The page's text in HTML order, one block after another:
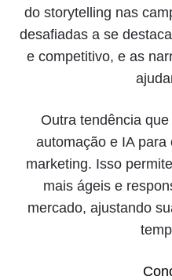
do storytelling nas
desafiadas a se
e competitivo, e as
Outra tendência
automação e IA
marketing. Isso
mais ágeis e
mercado, ajustando